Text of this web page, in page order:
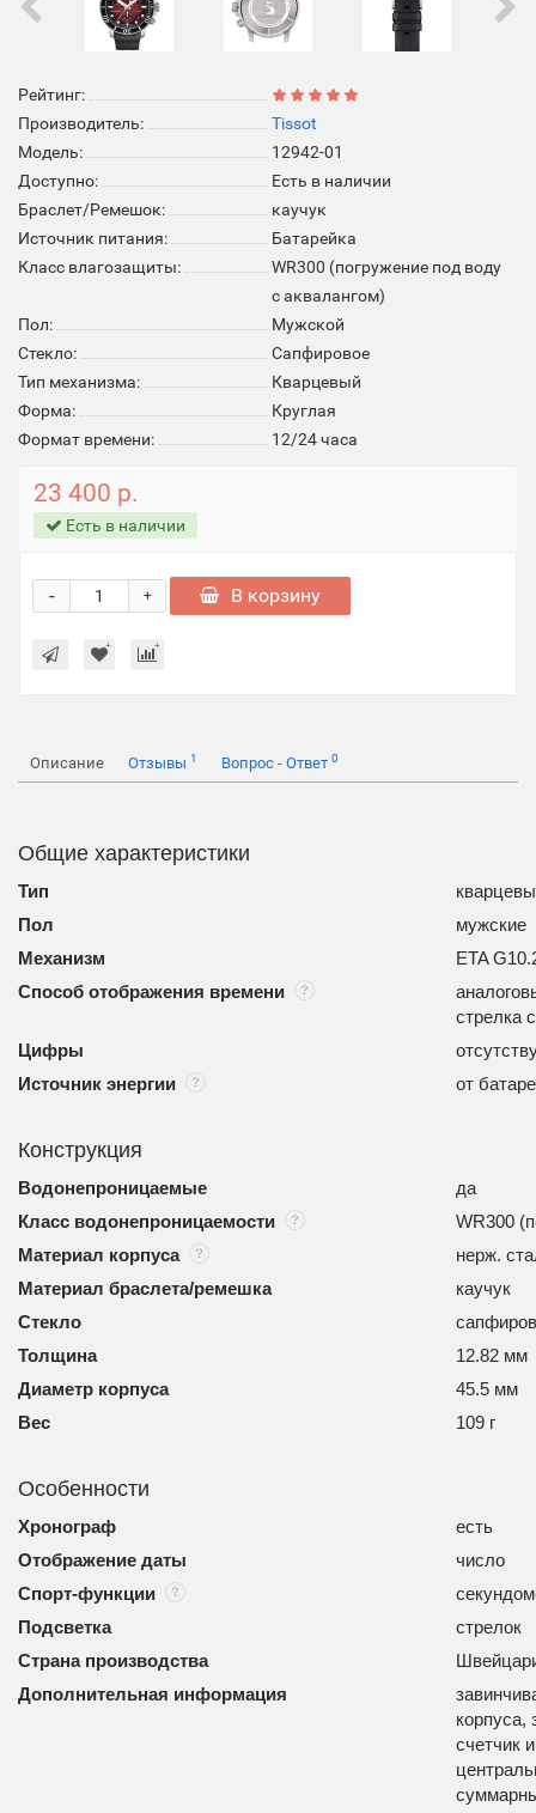
Рейтинг:
Производитель:
Tissot
Модель:
12942-01
Доступно:
Есть в наличии
Браслет/Ремешок:
каучук
Источник питания:
Батарейка
Класс влагозащиты:
WR300 (погружение под воду
с аквалангом)
Пол:
Мужской
Стекло:
Cапфировое
Тип механизма:
Кварцевый
Форма:
Круглая
Формат времени:
12/24 часа
23 400 р.
Есть в наличии
+
- В корзину
Описание Отзывы 1 Вопрос - Ответ 0
Общие характеристики
Тип
Пол
мужские
Механизм
ETA
Способ отображения времени
стрелка
Цифры
Источник энергии
от
Конструкция
Водонепроницаемые
да
Класс водонепроницаемости
WR300
Материал корпуса
нерж.
Материал браслета/ремешка
каучук
Стекло
Толщина
12.82 мм
Диаметр корпуса
45.5 мм
Вес
109 г
Особенности
Хронограф
есть
Отображение даты
число
Спорт-функции
Подсветка
стрелок
Страна производства
Дополнительная информация
корпуса,
счетчик